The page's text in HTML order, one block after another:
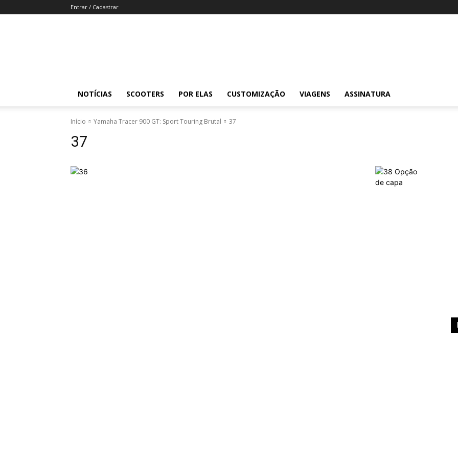
Entrar / Cadastrar
NOTÍCIAS SCOOTERS POR ELAS CUSTOMIZAÇÃO VIAGENS ASSINATURA
Início Yamaha Tracer 900 GT: Sport Touring Brutal 37
37